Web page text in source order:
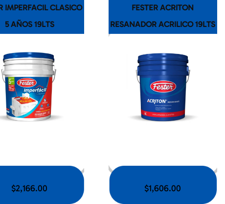
IMPERFACIL CLASICO
5 AÑOS 19LTS
$2,166.00
FESTER ACRITON
RESANADOR ACRILICO 19LTS
$1,606.00